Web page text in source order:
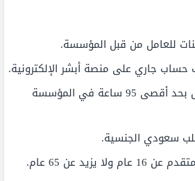
للعامل من قبل المؤسسة.
جاري على منصة أبشر الإلكترونية.
يجب أن يكون العمل بحد أقصى 95 ساعة في المؤسسة
سعودي الجنسية.
يزيد عن 65 عام.